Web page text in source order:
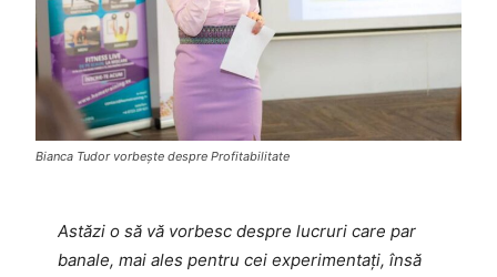
Bianca Tudor vorbește despre Profitabilitate
Astăzi o să vă vorbesc despre lucruri care par
banale, mai ales pentru cei experimentați, însă